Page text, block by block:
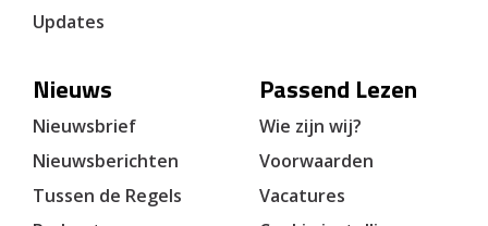
Updates
Nieuws
Nieuwsbrief
Nieuwsberichten
Tussen de Regels
Passend Lezen
Wie zijn wij?
Voorwaarden
Vacatures